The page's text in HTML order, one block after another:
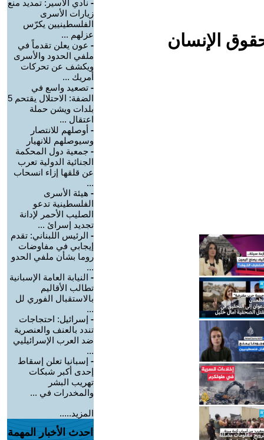
الإنسان
- نادي الأسير: تمديد منع
زيارات الأسرى
الفلسطينيين يكرّس
عزلهم ...
- عون يعلن تقدماً في
ملفي الحدود والأسرى
ويكشف عن تحركات
أمريك ...
- تصعيد واسع في
الضفة: الاحتلال يقتحم 5
بلدات ويشن حملة
اعتقال ...
- أوصلهم للانتصار
وسيوصلهم للانهيار
- جمعية دول المحكمة
الجنائية الدولية تعرب
عن قلقها إزاء انسحاب
...
- هيئة الأسرى
الفلسطينية تدعو
الصليب الأحمر لإدانة
تجديد إسرائ ...
- الرئيس اللبناني: تقدم
إيجابي في مفاوضات
روما بشأن ملفي الحدو
...
- النيابة العامة الإسبانية
تطالب الأقاليم
بالاستقبال الفوري لل
...
- إسرائيل: احتجاجات
تندد بالعنف والعنصرية
ضد العرب الإسرائيليي
...
- إسبانيا تعلن إسقاط
إحدى أكبر شبكات
تهريب البشر
والمخدرات في ...
المزيد.....
احدث الأخبار المهمة